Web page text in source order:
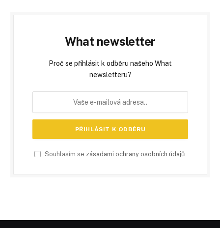
What newsletter
Proč se přihlásit k odběru našeho What
newsletteru?
Souhlasím se zásadami ochrany osobních údajů